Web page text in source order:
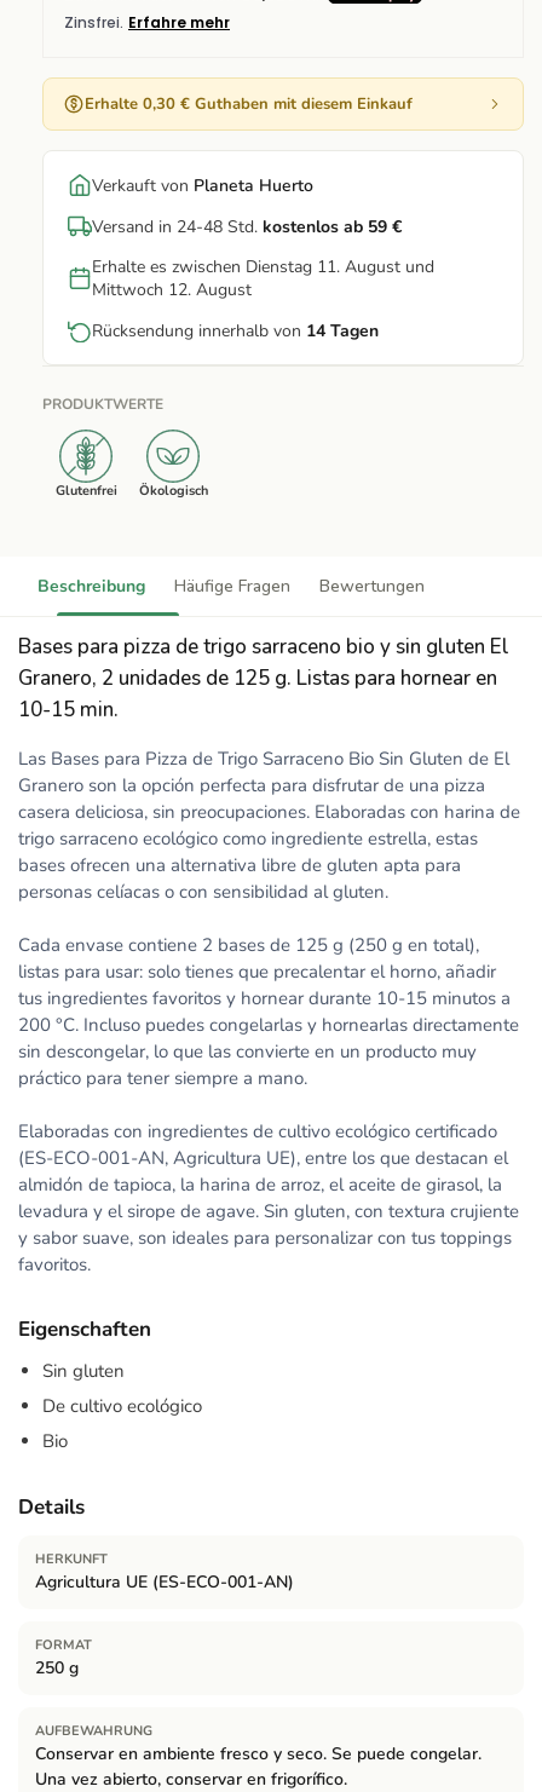
Erhalte 0,30 € Guthaben mit diesem Einkauf
Verkauft von Planeta Huerto
Versand in 24-48 Std. kostenlos ab 59 €
Erhalte es zwischen Dienstag 11. August und
Mittwoch 12. August
Rücksendung innerhalb von 14 Tagen
PRODUKTWERTE
Glutenfrei Ökologisch
Beschreibung Häufige Fragen Bewertungen
Bases para pizza de trigo sarraceno bio y sin gluten El
Granero, 2 unidades de 125 g. Listas para hornear en
10-15 min.
Las Bases para Pizza de Trigo Sarraceno Bio Sin Gluten de El
Granero son la opción perfecta para disfrutar de una pizza
casera deliciosa, sin preocupaciones. Elaboradas con harina de
trigo sarraceno ecológico como ingrediente estrella, estas
bases ofrecen una alternativa libre de gluten apta para
personas celíacas o con sensibilidad al gluten.
Cada envase contiene 2 bases de 125 g (250 g en total),
listas para usar: solo tienes que precalentar el horno, añadir
tus ingredientes favoritos y hornear durante 10-15 minutos a
200 °C. Incluso puedes congelarlas y hornearlas directamente
sin descongelar, lo que las convierte en un producto muy
práctico para tener siempre a mano.
Elaboradas con ingredientes de cultivo ecológico certificado
(ES-ECO-001-AN, Agricultura UE), entre los que destacan el
almidón de tapioca, la harina de arroz, el aceite de girasol, la
levadura y el sirope de agave. Sin gluten, con textura crujiente
y sabor suave, son ideales para personalizar con tus toppings
favoritos.
Eigenschaften
Sin gluten
De cultivo ecológico
Bio
Details
HERKUNFT
Agricultura UE (ES-ECO-001-AN)
FORMAT
250 g
AUFBEWAHRUNG
Conservar en ambiente fresco y seco. Se puede congelar.
Una vez abierto, conservar en frigorífico.